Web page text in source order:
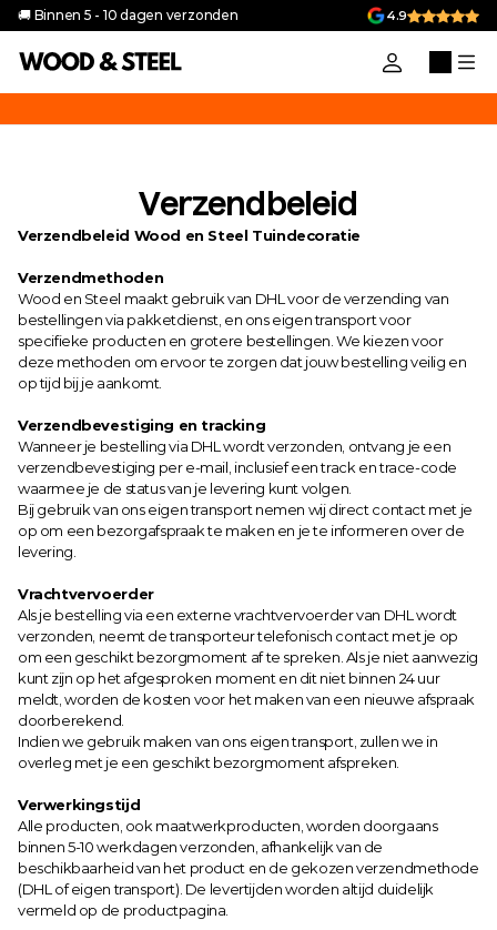
Verzendbeleid
Verzendbeleid Wood en Steel Tuindecoratie
Verzendmethoden
Wood en Steel maakt gebruik van DHL voor de verzending van
bestellingen via pakketdienst, en ons eigen transport voor
specifieke producten en grotere bestellingen. We kiezen voor
deze methoden om ervoor te zorgen dat jouw bestelling veilig en
op tijd bij je aankomt.
Verzendbevestiging en tracking
Wanneer je bestelling via DHL wordt verzonden, ontvang je een
verzendbevestiging per e-mail, inclusief een track en trace-code
waarmee je de status van je levering kunt volgen.
Bij gebruik van ons eigen transport nemen wij direct contact met je
op om een bezorgafspraak te maken en je te informeren over de
levering.
Vrachtvervoerder
Als je bestelling via een externe vrachtvervoerder van DHL wordt
verzonden, neemt de transporteur telefonisch contact met je op
om een geschikt bezorgmoment af te spreken. Als je niet aanwezig
kunt zijn op het afgesproken moment en dit niet binnen 24 uur
meldt, worden de kosten voor het maken van een nieuwe afspraak
doorberekend.
Indien we gebruik maken van ons eigen transport, zullen we in
overleg met je een geschikt bezorgmoment afspreken.
Verwerkingstijd
Alle producten, ook maatwerkproducten, worden doorgaans
binnen 5-10 werkdagen verzonden, afhankelijk van de
beschikbaarheid van het product en de gekozen verzendmethode
(DHL of eigen transport). De levertijden worden altijd duidelijk
vermeld op de productpagina.
🚚 Binnen 5 - 10 dagen verzonden 4.9